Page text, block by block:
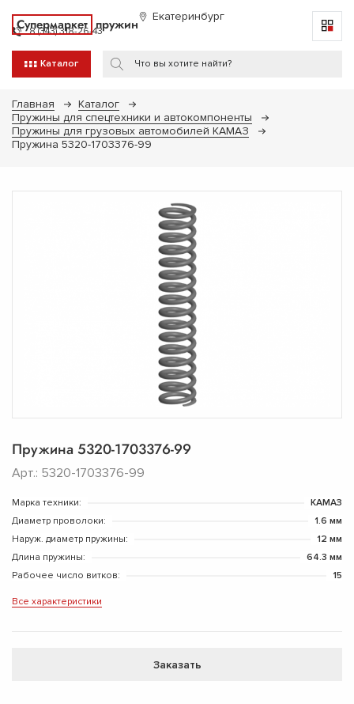
Супермаркет пружин Екатеринбург
8 (343) 318-26-43
Каталог
Главная
Каталог
Пружины для спецтехники и автокомпоненты
Пружины для грузовых автомобилей КАМАЗ
Пружина 5320-1703376-99
Пружина 5320-1703376-99
Арт.: 5320-1703376-99
Марка техники:
КАМАЗ
Диаметр проволоки:
1.6 мм
Наруж. диаметр пружины:
12 мм
Длина пружины:
64.3 мм
Рабочее число витков:
15
Все характеристики
Заказать